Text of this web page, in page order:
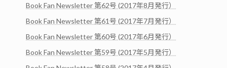
Book Fan Newsletter 第62号 (2017年8月発行）
Book Fan Newsletter 第61号 (2017年7月発行）
Book Fan Newsletter 第60号 (2017年6月発行）
Book Fan Newsletter 第59号 (2017年5月発行）